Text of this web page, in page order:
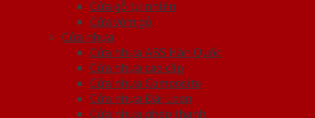
Cửa gỗ tự nhiên
Cửa vòm gỗ
Cửa nhựa
Cửa nhựa ABS Hàn Quốc
Cửa nhựa cao cấp
Cửa nhựa Composite
Cửa nhựa Đài Loan
Cửa nhựa ghép thanh